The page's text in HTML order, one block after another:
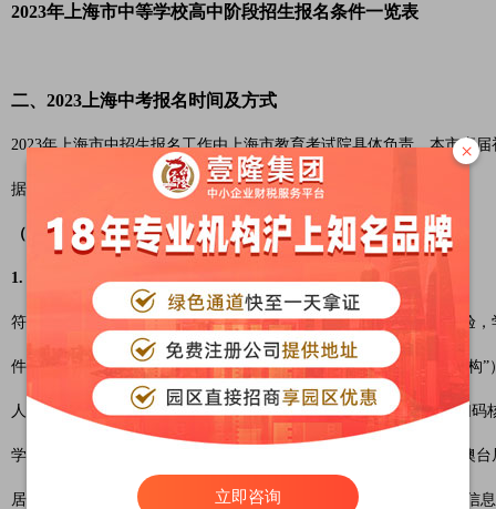
2023年上海市中等学校高中阶段招生报名条件一览表
二、2023上海中考报名时间及方式
2023年上海市中招生报名工作由上海市教育考试院具体负责。本市应
据中心数据库直接对接至中招报名库。
（一）核查报名材料
1. 核查要求
符合本通知报名条件的学生部分证明材料通过市大数据中心在线核验
件及复印件，由初中学校和各区招生考试机构（以下简称“区招考机
人通过“随申办市民云”APP当场出示相关证件的电子证照进行身份扫码
学生关键信息采集来源要求：中国大陆居民以户口本信息为准；港澳
居民居住证》或港澳居民来往大陆通行证/台湾居民来往大陆通行证信
×
立即咨询